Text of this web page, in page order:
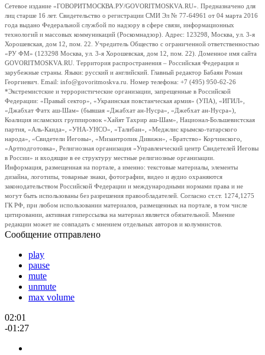
Сетевое издание «ГОВОРИТМОСКВА.РУ/GOVORITMOSKVA.RU». Предназначено для
лиц старше 16 лет. Свидетельство о регистрации СМИ Эл № 77-64961 от 04 марта 2016
года выдано Федеральной службой по надзору в сфере связи, информационных
технологий и массовых коммуникаций (Роскомнадзор). Адрес: 123298, Москва, ул. 3-я
Хорошевская, дом 12, пом. 22. Учредитель Общество с ограниченной ответственностью
«РУ ФМ» (123298 Москва, ул. 3-я Хорошевская, дом 12, пом. 22). Доменное имя сайта
GOVORITMOSKVA.RU. Территория распространения – Российская Федерация и
зарубежные страны. Языки: русский и английский. Главный редактор Бабаян Роман
Георгиевич. Email: info@govoritmoskva.ru. Номер телефона: +7 (495) 950-62-26
*Экстремистские и террористические организации, запрещенные в Российской
Федерации: «Правый сектор», «Украинская повстанческая армия» (УПА), «ИГИЛ»,
«Джабхат Фатх аш-Шам» (бывшая «Джабхат ан-Нусра», «Джебхат ан-Нусра»),
Коалиция исламских группировок «Хайят Тахрир аш-Шам», Национал-Большевистская
партия, «Аль-Каида», «УНА-УНСО», «Талибан», «Меджлис крымско-татарского
народа», «Свидетели Иеговы», «Мизантропик Дивижн», «Братство» Корчинского,
«Артподготовка», Религиозная организация «Управленческий центр Свидетелей Иеговы
в России» и входящие в ее структуру местные религиозные организации.
Информация, размещенная на портале, а именно: текстовые материалы, элементы
дизайна, логотипы, товарные знаки, фотографии, видео и аудио охраняются
законодательством Российской Федерации и международными нормами права и не
могут быть использованы без разрешения правообладателей. Согласно ст.ст. 1274,1275
ГК РФ, при любом использовании материалов, размещенных на портале, в том числе
цитировании, активная гиперссылка на материал является обязательной. Мнение
редакции может не совпадать с мнением отдельных авторов и колумнистов.
Сообщение отправлено
play
pause
mute
unmute
max volume
02:01
-01:27